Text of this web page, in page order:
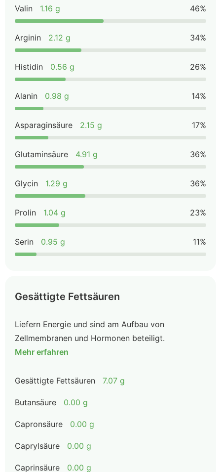
Valin 1.16 g 46%
Arginin 2.12 g 34%
Histidin 0.56 g 26%
Alanin 0.98 g 14%
Asparaginsäure 2.15 g 17%
Glutaminsäure 4.91 g 36%
Glycin 1.29 g 36%
Prolin 1.04 g 23%
Serin 0.95 g 11%
Gesättigte Fettsäuren
Liefern Energie und sind am Aufbau von
Zellmembranen und Hormonen beteiligt.
Mehr erfahren
Gesättigte Fettsäuren 7.07 g
Butansäure 0.00 g
Capronsäure 0.00 g
Caprylsäure 0.00 g
Caprinsäure 0.00 g